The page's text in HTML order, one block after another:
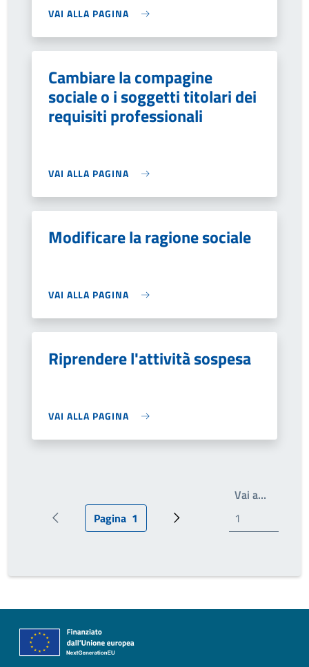
VAI ALLA PAGINA
Cambiare la compagine
sociale o i soggetti titolari dei
requisiti professionali
VAI ALLA PAGINA
Modificare la ragione sociale
VAI ALLA PAGINA
Riprendere l'attività sospesa
VAI ALLA PAGINA
Pagina precedentePagina attuale
Pagina 1 Prossima pagina
Vai a…